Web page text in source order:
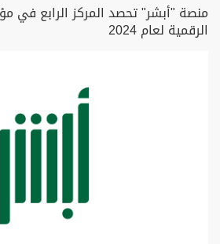
منصة "أبشر" تحصد المركز الرابع في
الرقمية لعام 2024